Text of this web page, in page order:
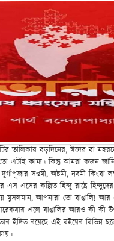
তালিকায় বড়দিনের, ঈদের বা
তো এটাই কাম্য। কিন্তু আমরা কজন
সপ্তমী, অষ্টমী, নবমী কিংবা
এসের কল্পিত হিন্দু রাষ্ট্রে
মুসলমান, আপনারা তো বাঙালি!
এলে বাঙালির আরও কী কী
তার ইঙ্গিত রয়েছে এই বইয়ের